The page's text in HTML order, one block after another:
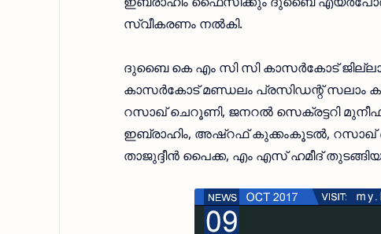
സ്വീകരണം നല്‍കി.
ദുബൈ കെ എം സി സി കാസര്‍കോട്
കാസര്‍കോട് മണ്ഡലം പ്രസിഡന്റ് സലാം
റസാഖ് ചെറൂണി, ജനറല്‍ സെക്രട്ടറി
ഇബ്രാഹിം, അഷ്‌റഫ് കുക്കംകൂടല്‍,
താജുദ്ദീന്‍ പൈക്ക, എം എസ് ഹമീദ്